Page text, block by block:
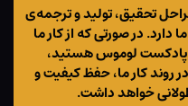
تحقیق، تولید و ترجمه‌ی
در صورتی که از کار ما
پادکست لوموس هستید،
روند کار ما، حفظ کیفیت و
خواهد داشت.